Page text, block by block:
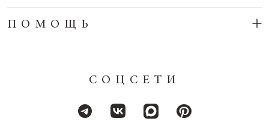
СОЦСЕТИ
ПОМОЩЬ